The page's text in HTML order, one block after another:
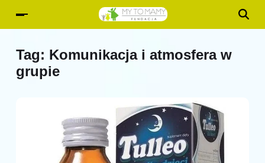
Tag: Komunikacja i atmosfera w
grupie